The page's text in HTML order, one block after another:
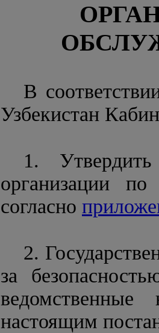
В
Узбекистан
1.
организации
согласно
2.
за
настоящим